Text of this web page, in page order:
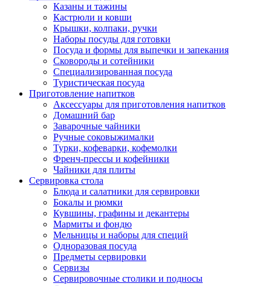
Казаны и тажины
Кастрюли и ковши
Крышки, колпаки, ручки
Наборы посуды для готовки
Посуда и формы для выпечки и запекания
Сковороды и сотейники
Специализированная посуда
Туристическая посуда
Приготовление напитков
Аксессуары для приготовления напитков
Домашний бар
Заварочные чайники
Ручные соковыжималки
Турки, кофеварки, кофемолки
Френч-прессы и кофейники
Чайники для плиты
Сервировка стола
Блюда и салатники для сервировки
Бокалы и рюмки
Кувшины, графины и декантеры
Мармиты и фондю
Мельницы и наборы для специй
Одноразовая посуда
Предметы сервировки
Сервизы
Сервировочные столики и подносы